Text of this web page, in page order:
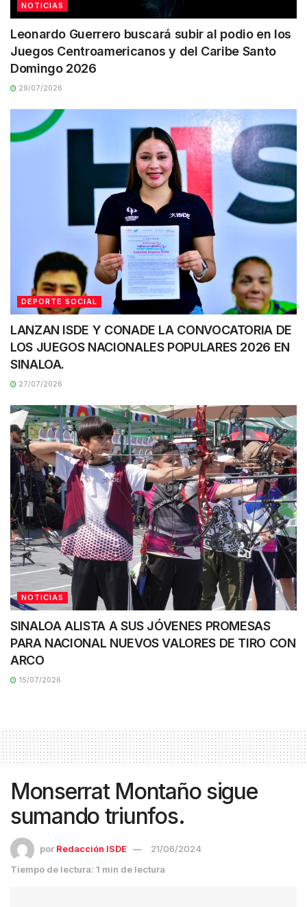
NOTICIAS
Leonardo Guerrero buscará subir al podio en los
Juegos Centroamericanos y del Caribe Santo
Domingo 2026
29/07/2026
DEPORTE SOCIAL
LANZAN ISDE Y CONADE LA CONVOCATORIA DE
LOS JUEGOS NACIONALES POPULARES 2026 EN
SINALOA.
27/07/2026
NOTICIAS
SINALOA ALISTA A SUS JÓVENES PROMESAS
PARA NACIONAL NUEVOS VALORES DE TIRO CON
ARCO
15/07/2026
Monserrat Montaño sigue
sumando triunfos.
por Redacción ISDE
21/06/2024
Tiempo de lectura: 1 min de lectura